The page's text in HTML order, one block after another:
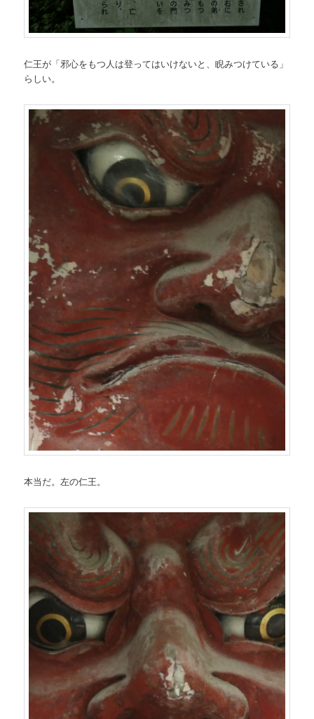
仁王が「邪心をもつ人は登ってはいけないと、睨みつけている」
らしい。
本当だ。左の仁王。